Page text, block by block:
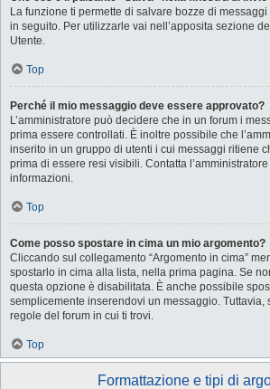
La funzione ti permette di salvare bozze di
in seguito. Per utilizzarle vai nell’apposita sezione
Utente.
Top
Perché il mio messaggio deve essere approvato?
L’amministratore può decidere che in un forum i
prima essere controllati. È inoltre possibile che
inserito in un gruppo di utenti i cui messaggi ritiene
prima di essere resi visibili. Contatta
informazioni.
Top
Come posso spostare in cima un mio argomento?
Cliccando sul collegamento “Argomento in cima”
spostarlo in cima alla lista, nella prima pagina. Se
questa opzione è disabilitata. È anche possibile
semplicemente inserendovi un messaggio. Tuttavia,
regole del forum in cui ti trovi.
Top
Formattazione e tipi di